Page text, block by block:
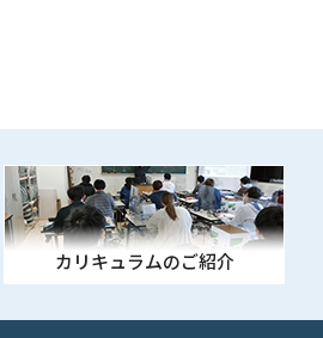
カリキュラムのご紹介